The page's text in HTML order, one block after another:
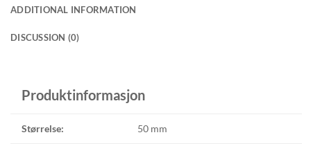
ADDITIONAL INFORMATION
DISCUSSION (0)
Produktinformasjon
Størrelse: 50 mm